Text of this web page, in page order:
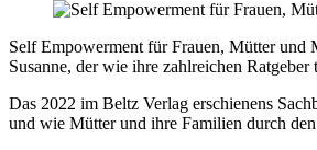
Self Empowerment für Frauen, Mütter und
Susanne, der wie ihre zahlreichen
Das 2022 im Beltz Verlag erschienens
und wie Mütter und ihre Familien durch